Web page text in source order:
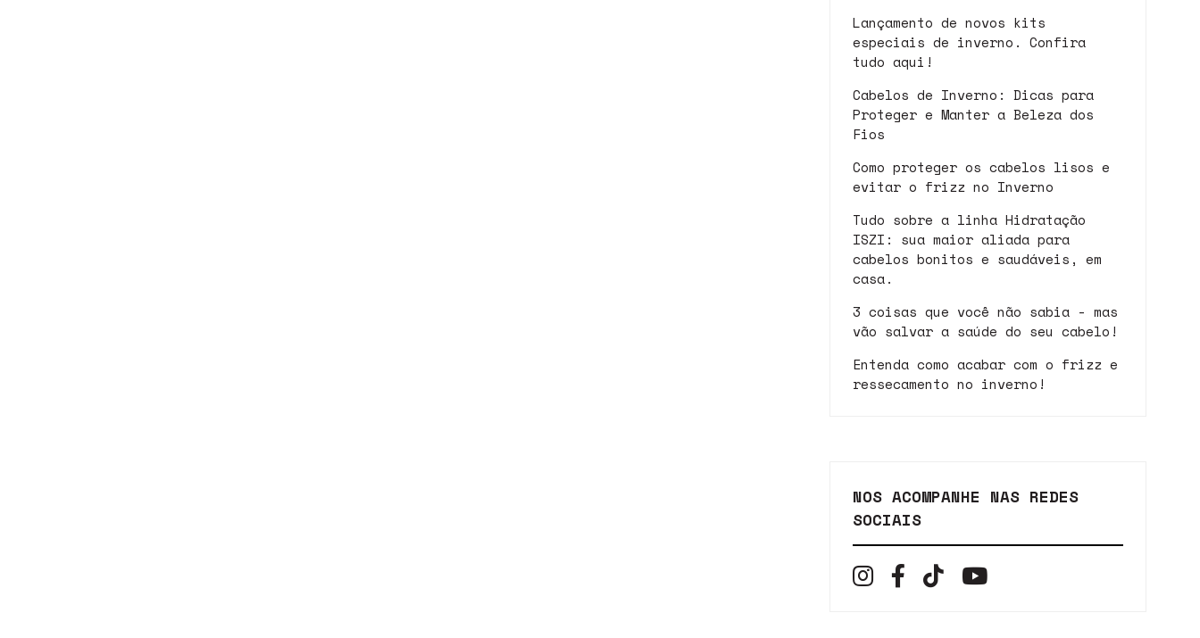
Lançamento de novos kits
especiais de inverno. Confira
tudo aqui!
Cabelos de Inverno: Dicas para
Proteger e Manter a Beleza dos
Fios
Como proteger os cabelos lisos e
evitar o frizz no Inverno
Tudo sobre a linha Hidratação
ISZI: sua maior aliada para
cabelos bonitos e saudáveis, em
casa.
3 coisas que você não sabia - mas
vão salvar a saúde do seu cabelo!
Entenda como acabar com o frizz e
ressecamento no inverno!
NOS ACOMPANHE NAS REDES
SOCIAIS